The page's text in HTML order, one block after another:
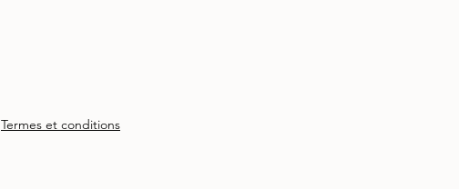
Termes et conditions